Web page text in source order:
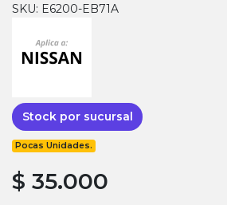
SKU: E6200-EB71A
Stock por sucursal
Pocas Unidades.
$ 35.000